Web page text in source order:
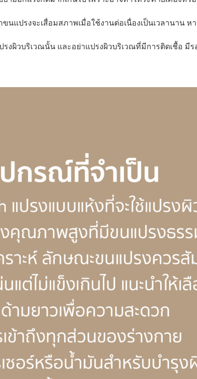
ขนแปรงจะเสื่อมสภาพเมื่อใช้งานต่อเนื่องเป็นเวลานาน
งผิวบริเวณนั้น และอย่าแปรงผิวบริเวณที่มีการติดเชื้อ มี